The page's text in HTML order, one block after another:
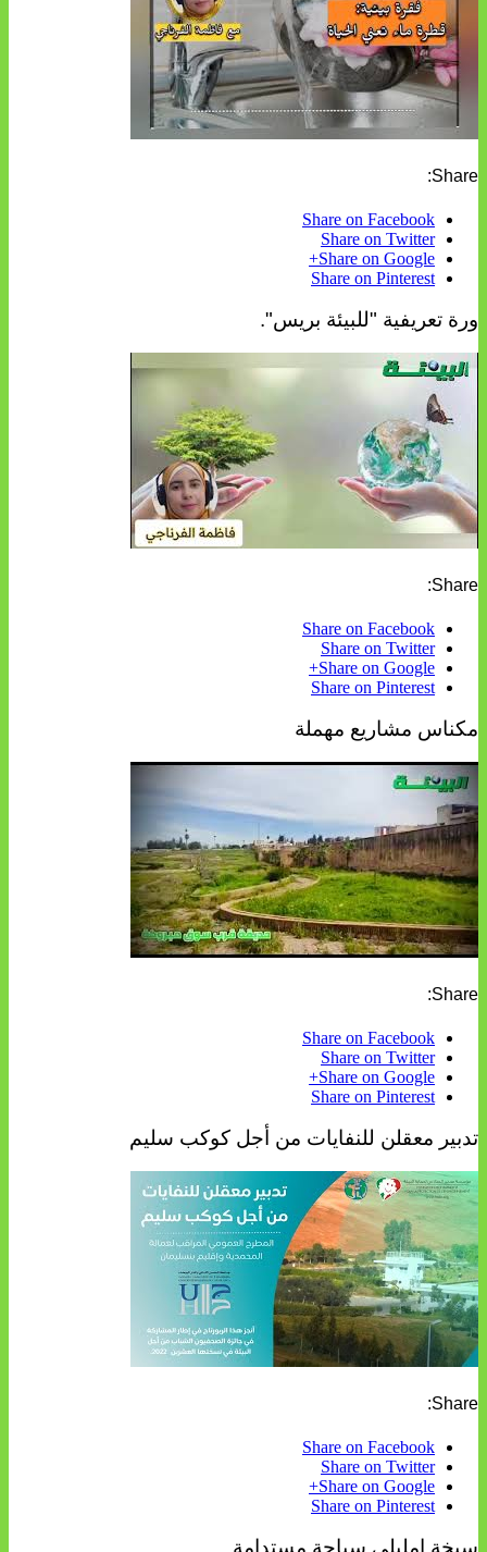
Share:
Share on Facebook
Share on Twitter
Share on Google+
Share on Pinterest
ورة تعريفية "للبيئة بريس".
Share:
Share on Facebook
Share on Twitter
Share on Google+
Share on Pinterest
مكناس مشاريع مهملة
Share:
Share on Facebook
Share on Twitter
Share on Google+
Share on Pinterest
تدبير معقلن للنفايات من أجل كوكب سليم
Share:
Share on Facebook
Share on Twitter
Share on Google+
Share on Pinterest